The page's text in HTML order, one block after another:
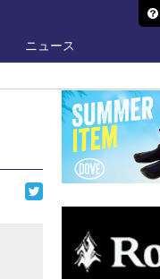
ニュース